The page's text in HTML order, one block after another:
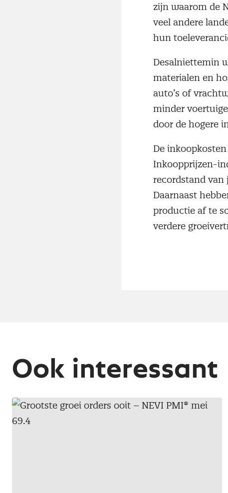
zijn waarom de
veel andere
hun
Desalniettemin
materialen en
auto’s of
minder
door de hogere
De
Inkoopprijzen-
recordstand van
Daarnaast
productie af te
verdere
Ook interessant